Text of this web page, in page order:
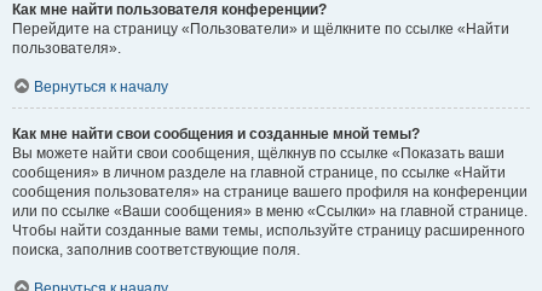
Как мне найти пользователя конференции?
Перейдите на страницу «Пользователи» и щёлкните по ссылке «Найти
пользователя».
Вернуться к началу
Как мне найти свои сообщения и созданные мной темы?
Вы можете найти свои сообщения, щёлкнув по ссылке «Показать ваши
сообщения» в личном разделе на главной странице, по ссылке «Найти
сообщения пользователя» на странице вашего профиля на конференции
или по ссылке «Ваши сообщения» в меню «Ссылки» на главной странице.
Чтобы найти созданные вами темы, используйте страницу расширенного
поиска, заполнив соответствующие поля.